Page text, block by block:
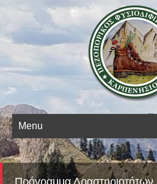
Menu
Πρόγραμμα Δραστηριοτήτων